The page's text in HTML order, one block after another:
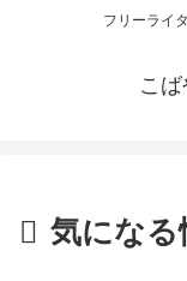
フリーライ
こ
気になる